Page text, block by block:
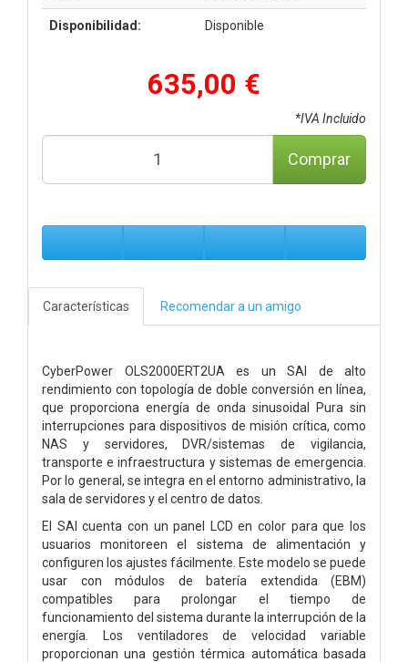
Disponibilidad: Disponible
635,00 €
*IVA Incluido
Comprar
Características Recomendar a un amigo
CyberPower OLS2000ERT2UA es un SAI de alto
rendimiento con topología de doble conversión en línea,
que proporciona energía de onda sinusoidal Pura sin
interrupciones para dispositivos de misión crítica, como
NAS y servidores, DVR/sistemas de vigilancia,
transporte e infraestructura y sistemas de emergencia.
Por lo general, se integra en el entorno administrativo, la
sala de servidores y el centro de datos.
El SAI cuenta con un panel LCD en color para que los
usuarios monitoreen el sistema de alimentación y
configuren los ajustes fácilmente. Este modelo se puede
usar con módulos de batería extendida (EBM)
compatibles para prolongar el tiempo de
funcionamiento del sistema durante la interrupción de la
energía. Los ventiladores de velocidad variable
proporcionan una gestión térmica automática basada